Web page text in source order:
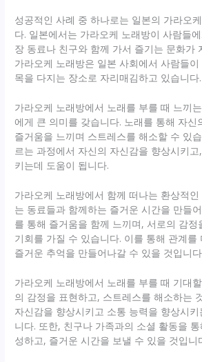
성공적인 사례 중 하나로는 일본의 가라오
다. 일본에서는 가라오케 노래방이 사람들
장 동료나 친구와 함께 가서 즐기는 문화가
가라오케 노래방은 일본 사회에서 사람들
목을 다지는 장소로 자리매김하고 있습니다.
가라오케 노래방에서 노래를 부를 때 느끼
에게 큰 의미를 갖습니다. 노래를 통해 자신
즐거움을 느끼며 스트레스를 해소할 수 있
르는 과정에서 자신의 자신감을 향상시키
키는데 도움이 됩니다.
가라오케 노래방에서 함께 떠나는 환상적
는 동료들과 함께하는 즐거운 시간을 만들
를 통해 즐거움을 함께 느끼며, 서로의 감정
기회를 가질 수 있습니다. 이를 통해 관계를
즐거운 추억을 만들어나갈 수 있을 것입니
가라오케 노래방에서 노래를 부를 때 기대
의 감정을 표현하고, 스트레스를 해소하는
자신감을 향상시키고 소통 능력을 향상시
니다. 또한, 친구나 가족과의 소셜 활동을
성하고, 즐거운 시간을 보낼 수 있을 것입니